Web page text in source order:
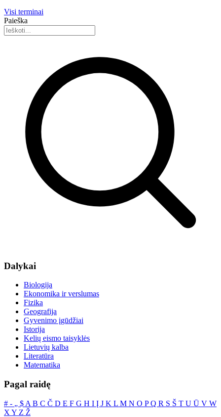
Visi terminai
Paieška
Dalykai
Biologija
Ekonomika ir verslumas
Fizika
Geografija
Gyvenimo įgūdžiai
Istorija
Kelių eismo taisyklės
Lietuvių kalba
Literatūra
Matematika
Pagal raidę
# ‐ „ $ A B C Č D E F G H I Į J K L M N O PQ R S Š T U Ū V W
X Y Z Ž